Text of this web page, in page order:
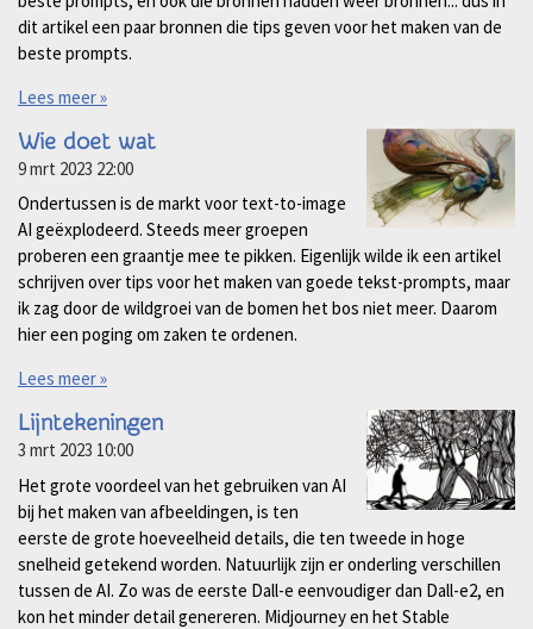
dit artikel een paar bronnen die tips geven voor het maken van de
beste prompts.
Lees meer »
Wie doet wat
9 mrt 2023 22:00
Ondertussen is de markt voor text-to-image
AI geëxplodeerd. Steeds meer groepen
proberen een graantje mee te pikken. Eigenlijk wilde ik een artikel
schrijven over tips voor het maken van goede tekst-prompts, maar
ik zag door de wildgroei van de bomen het bos niet meer. Daarom
hier een poging om zaken te ordenen.
Lees meer »
Lijntekeningen
3 mrt 2023 10:00
Het grote voordeel van het gebruiken van AI
bij het maken van afbeeldingen, is ten
eerste de grote hoeveelheid details, die ten tweede in hoge
snelheid getekend worden. Natuurlijk zijn er onderling verschillen
tussen de AI. Zo was de eerste Dall-e eenvoudiger dan Dall-e2, en
kon het minder detail genereren. Midjourney en het Stable